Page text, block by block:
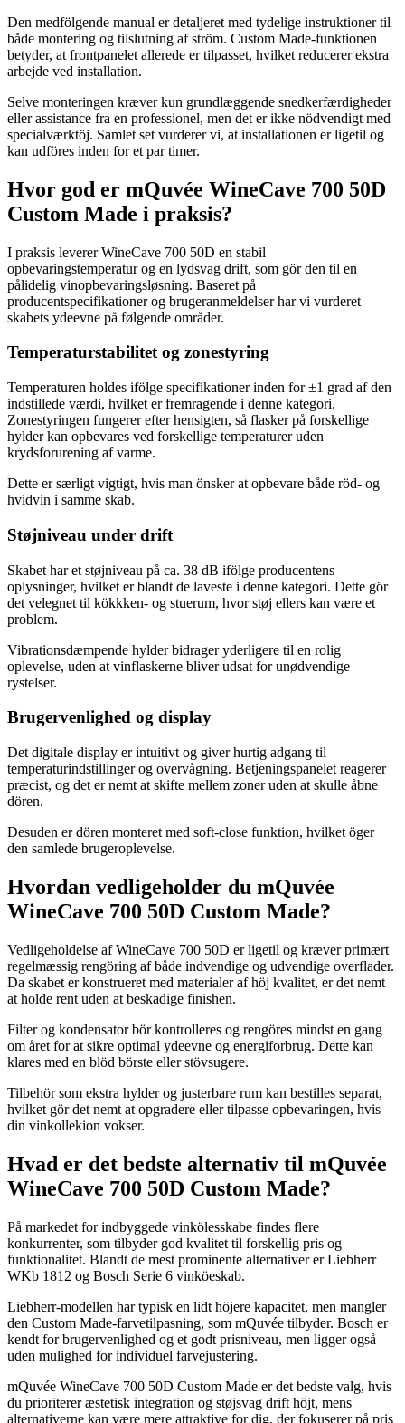
Den medfölgende manual er detaljeret med tydelige instruktioner til
både montering og tilslutning af ström. Custom Made-funktionen
betyder, at frontpanelet allerede er tilpasset, hvilket reducerer ekstra
arbejde ved installation.
Selve monteringen kræver kun grundlæggende snedkerfærdigheder
eller assistance fra en professionel, men det er ikke nödvendigt med
specialværktöj. Samlet set vurderer vi, at installationen er ligetil og
kan udföres inden for et par timer.
Hvor god er mQuvée WineCave 700 50D
Custom Made i praksis?
I praksis leverer WineCave 700 50D en stabil
opbevaringstemperatur og en lydsvag drift, som gör den til en
pålidelig vinopbevaringsløsning. Baseret på
producentspecifikationer og brugeranmeldelser har vi vurderet
skabets ydeevne på følgende områder.
Temperaturstabilitet og zonestyring
Temperaturen holdes ifölge specifikationer inden for ±1 grad af den
indstillede værdi, hvilket er fremragende i denne kategori.
Zonestyringen fungerer efter hensigten, så flasker på forskellige
hylder kan opbevares ved forskellige temperaturer uden
krydsforurening af varme.
Dette er særligt vigtigt, hvis man önsker at opbevare både röd- og
hvidvin i samme skab.
Støjniveau under drift
Skabet har et støjniveau på ca. 38 dB ifölge producentens
oplysninger, hvilket er blandt de laveste i denne kategori. Dette gör
det velegnet til kökkken- og stuerum, hvor støj ellers kan være et
problem.
Vibrationsdæmpende hylder bidrager yderligere til en rolig
oplevelse, uden at vinflaskerne bliver udsat for unødvendige
rystelser.
Brugervenlighed og display
Det digitale display er intuitivt og giver hurtig adgang til
temperaturindstillinger og overvågning. Betjeningspanelet reagerer
præcist, og det er nemt at skifte mellem zoner uden at skulle åbne
dören.
Desuden er dören monteret med soft-close funktion, hvilket öger
den samlede brugeroplevelse.
Hvordan vedligeholder du mQuvée
WineCave 700 50D Custom Made?
Vedligeholdelse af WineCave 700 50D er ligetil og kræver primært
regelmæssig rengöring af både indvendige og udvendige overflader.
Da skabet er konstrueret med materialer af höj kvalitet, er det nemt
at holde rent uden at beskadige finishen.
Filter og kondensator bör kontrolleres og rengöres mindst en gang
om året for at sikre optimal ydeevne og energiforbrug. Dette kan
klares med en blöd börste eller stövsugere.
Tilbehör som ekstra hylder og justerbare rum kan bestilles separat,
hvilket gör det nemt at opgradere eller tilpasse opbevaringen, hvis
din vinkollekion vokser.
Hvad er det bedste alternativ til mQuvée
WineCave 700 50D Custom Made?
På markedet for indbyggede vinkölesskabe findes flere
konkurrenter, som tilbyder god kvalitet til forskellig pris og
funktionalitet. Blandt de mest prominente alternativer er Liebherr
WKb 1812 og Bosch Serie 6 vinköeskab.
Liebherr-modellen har typisk en lidt höjere kapacitet, men mangler
den Custom Made-farvetilpasning, som mQuvée tilbyder. Bosch er
kendt for brugervenlighed og et godt prisniveau, men ligger også
uden mulighed for individuel farvejustering.
mQuvée WineCave 700 50D Custom Made er det bedste valg, hvis
du prioriterer æstetisk integration og støjsvag drift höjt, mens
alternativerne kan være mere attraktive for dig, der fokuserer på pris